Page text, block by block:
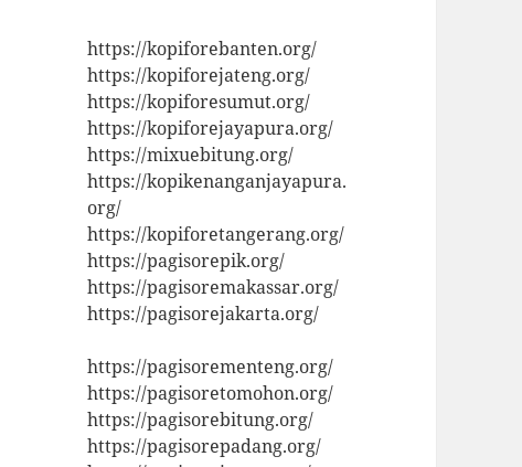
https://kopiforebanten.org/
https://kopiforejateng.org/
https://kopiforesumut.org/
https://kopiforejayapura.org/
https://mixuebitung.org/
https://kopikenanganjayapura.
org/
https://kopiforetangerang.org/
https://pagisorepik.org/
https://pagisoremakassar.org/
https://pagisorejakarta.org/
https://pagisorementeng.org/
https://pagisoretomohon.org/
https://pagisorebitung.org/
https://pagisorepadang.org/